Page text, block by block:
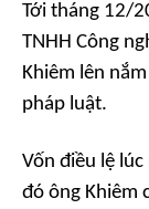
Tới tháng 12/
TNHH Công
Khiêm lên
pháp luật.
Vốn điều lệ
đó ông Khiêm